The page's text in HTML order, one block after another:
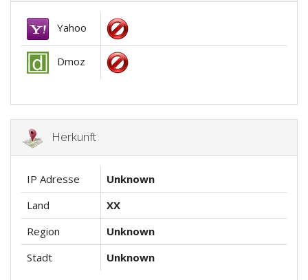
Yahoo
Dmoz
Herkunft
IP Adresse
Unknown
Land
XX
Region
Unknown
Stadt
Unknown